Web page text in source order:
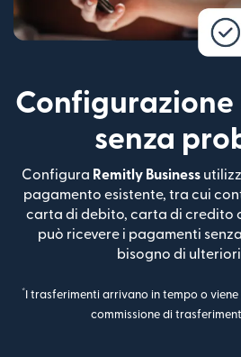
Configurazione
senza
Configura Remitly Business
pagamento esistente, tra cui
carta di debito, carta di credito
può ricevere i pagamenti
bisogno di
* I trasferimenti arrivano in tempo o
commissione di